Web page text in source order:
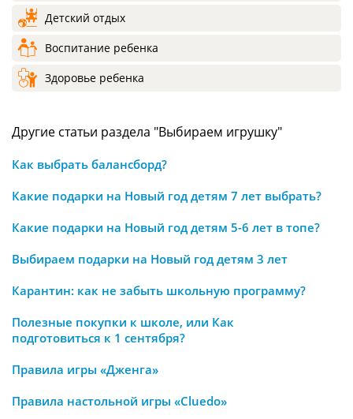
Детский отдых
Воспитание ребенка
Здоровье ребенка
Другие статьи раздела "Выбираем игрушку"
Как выбрать балансборд?
Какие подарки на Новый год детям 7 лет выбрать?
Какие подарки на Новый год детям 5-6 лет в топе?
Выбираем подарки на Новый год детям 3 лет
Карантин: как не забыть школьную программу?
Полезные покупки к школе, или Как
подготовиться к 1 сентября?
Правила игры «Дженга»
Правила настольной игры «Cluedo»